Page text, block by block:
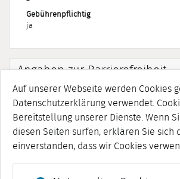
Auf unserer Webseite werden Cookies
Datenschutzerklärung verwendet.
Bereitstellung unserer Dienste. Wenn
diesen Seiten surfen, erklären Sie sich
einverstanden, dass wir Cookies
Gebührenpflichtig
ja
Angaben zur Barrierefreiheit
Rollstuhlgerecht
ja
Aufzug vorhanden
ja